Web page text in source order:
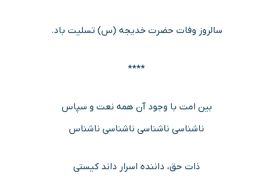
سالروز وفات حضرت خدیجه (س) تسلیت باد.
****
بین امت با وجود آن همه نعت و سپاس
ناشناسی ناشناسی ناشناسی ناشناس
ذات حق، داننده اسرار داند کیستی